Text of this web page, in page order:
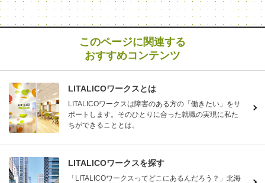
このページに関連する
おすすめコンテンツ
LITALICOワークスとは
LITALICOワークスは障害のある方の「働きたい」をサ
ポートします。そのひとりに合った就職の実現に私た
ちができることとは。
LITALICOワークスを探す
「LITALICOワークスってどこにあるんだろう？」北海